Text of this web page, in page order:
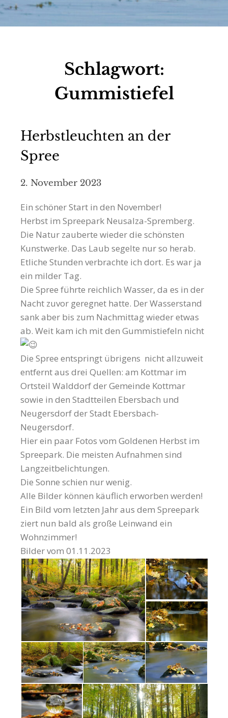
Schlagwort:
Gummistiefel
Herbstleuchten an der
Spree
2. November 2023
Ein schöner Start in den November!
Herbst im Spreepark Neusalza-Spremberg.
Die Natur zauberte wieder die schönsten
Kunstwerke. Das Laub segelte nur so herab.
Etliche Stunden verbrachte ich dort. Es war ja
ein milder Tag.
Die Spree führte reichlich Wasser, da es in der
Nacht zuvor geregnet hatte. Der Wasserstand
sank aber bis zum Nachmittag wieder etwas
ab. Weit kam ich mit den Gummistiefeln nicht
Die Spree entspringt übrigens nicht allzuweit
entfernt aus drei Quellen: am Kottmar im
Ortsteil Walddorf der Gemeinde Kottmar
sowie in den Stadtteilen Ebersbach und
Neugersdorf der Stadt Ebersbach-
Neugersdorf.
Hier ein paar Fotos vom Goldenen Herbst im
Spreepark. Die meisten Aufnahmen sind
Langzeitbelichtungen.
Die Sonne schien nur wenig.
Alle Bilder können käuflich erworben werden!
Ein Bild vom letzten Jahr aus dem Spreepark
ziert nun bald als große Leinwand ein
Wohnzimmer!
Bilder vom 01.11.2023